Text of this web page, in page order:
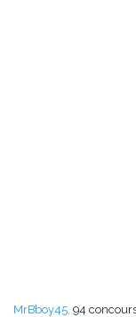
MrBboy45, 94